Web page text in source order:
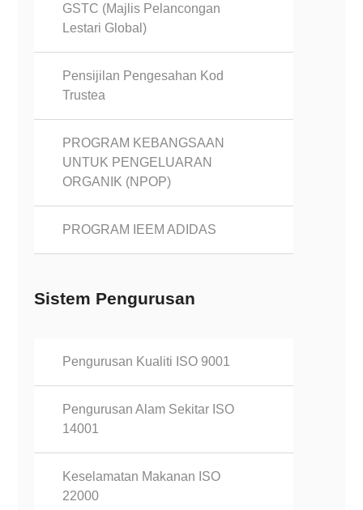
GSTC (Majlis Pelancongan
Lestari Global)
Pensijilan Pengesahan Kod
Trustea
PROGRAM KEBANGSAAN
UNTUK PENGELUARAN
ORGANIK (NPOP)
PROGRAM IEEM ADIDAS
Sistem Pengurusan
Pengurusan Kualiti ISO 9001
Pengurusan Alam Sekitar ISO
14001
Keselamatan Makanan ISO
22000